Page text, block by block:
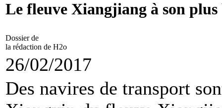
Le fleuve Xiangjiang à son plus
Dossier de
la rédaction de H2o
26/02/2017
Des navires de transport